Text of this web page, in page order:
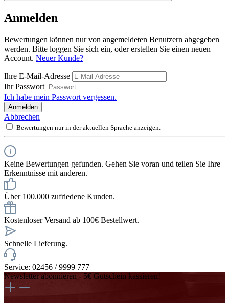
Anmelden
Bewertungen können nur von angemeldeten Benutzern abgegeben
werden. Bitte loggen Sie sich ein, oder erstellen Sie einen neuen
Account. Neuer Kunde?
Ihre E-Mail-Adresse
Ihr Passwort
Ich habe mein Passwort vergessen.
Anmelden
Abbrechen
Bewertungen nur in der aktuellen Sprache anzeigen.
Keine Bewertungen gefunden. Gehen Sie voran und teilen Sie Ihre
Erkenntnisse mit anderen.
Über 100.000 zufriedene Kunden.
Kostenloser Versand ab 100€ Bestellwert.
Schnelle Lieferung.
Service: 02456 / 9999 777
Newsletter abonnieren - 5€ Gutschein kassieren!